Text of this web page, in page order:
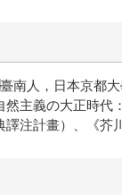
臺南人，日本京都
然主義の大正時代
譯注計畫）、《芥